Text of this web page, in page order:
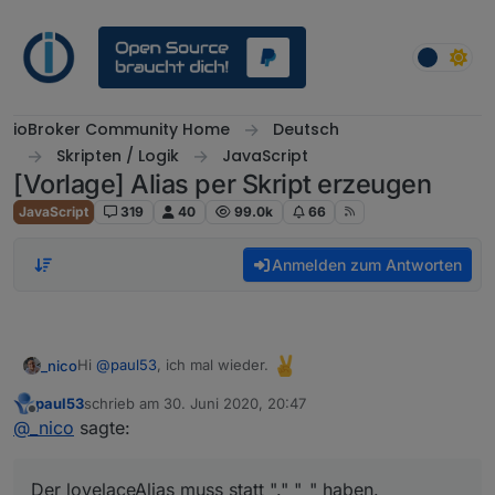
ioBroker Community Home
Deutsch
Skripten / Logik
JavaScript
[Vorlage] Alias per Skript erzeugen
JavaScript 319 40 99.0k 66
Anmelden zum Antworten
_nicoHi @paul53, ich mal wieder.
Ich möchte über dein Alias Skript bei den Aliases
(sql.0)und
Offline
paul53schrieb am 30. Juni 2020, 20:47
zuletzt editiert von
@ _nico sagte:
Der lovelaceAlias muss statt "." "_" haben.